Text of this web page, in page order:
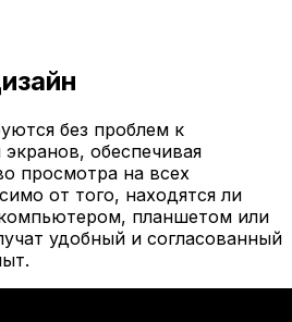
без проблем к
обеспечивая
просмотра на всех
от того, находятся ли
планшетом или
удобный и согласованный